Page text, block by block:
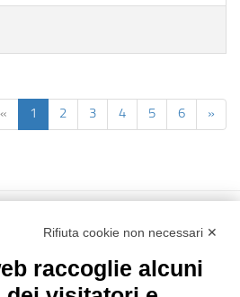
« 1 2 3 4 5 6 »
Rifiuta cookie non necessari ✕
raccoglie alcuni